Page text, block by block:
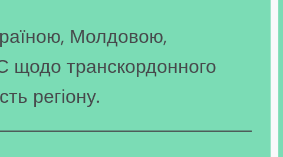
Молдовою,
щодо транскордонного
регіону.